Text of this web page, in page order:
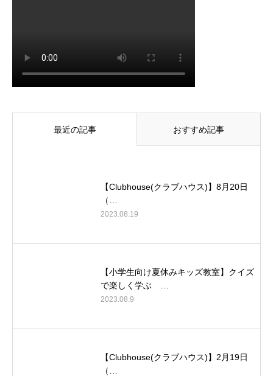
最近の記事 おすすめ記事
【Clubhouse(クラブハウス)】8月20日
（…
2023.08.19
【小学生向け夏休みキッズ教室】クイズ
で楽しく学ぶ …
2023.08.9
【Clubhouse(クラブハウス)】2月19日
（…